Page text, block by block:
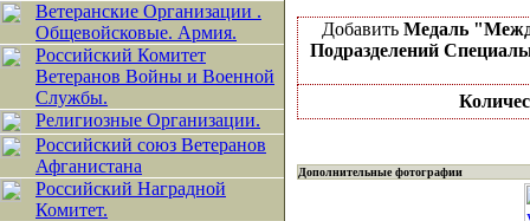
Ветеранские Организации .
Общевойсковые. Армия.
Российский Комитет
Ветеранов Войны и Военной
Службы.
Религиозные Организации.
Российский союз Ветеранов
Афганистана
Российский Наградной
Комитет.
Добавить Медаль
Подразделений
Дополнительные фотографии